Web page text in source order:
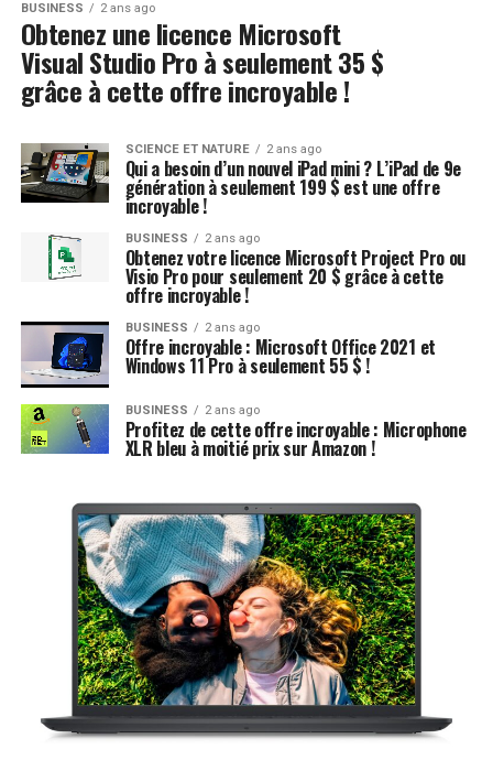
BUSINESS 2 ans ago
Obtenez une licence Microsoft
Visual Studio Pro à seulement 35 $
grâce à cette offre incroyable !
SCIENCE ET NATURE 2 ans ago
Qui a besoin d’un nouvel iPad mini ? L’iPad de 9e
génération à seulement 199 $ est une offre
incroyable !
BUSINESS 2 ans ago
Obtenez votre licence Microsoft Project Pro ou
Visio Pro pour seulement 20 $ grâce à cette
offre incroyable !
BUSINESS 2 ans ago
Offre incroyable : Microsoft Office 2021 et
Windows 11 Pro à seulement 55 $ !
BUSINESS 2 ans ago
Profitez de cette offre incroyable : Microphone
XLR bleu à moitié prix sur Amazon !